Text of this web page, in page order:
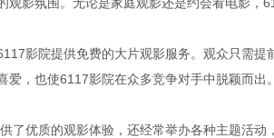
影院提供免费的大片观影服务。观众只需
爱，也使6117影院在众多竞争对手中脱颖而出。
了优质的观影体验，还经常举办各种主题活